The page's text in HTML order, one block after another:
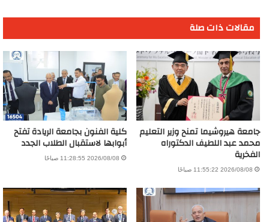
مقالات ذات صلة
جامعة هيروشيما تمنح وزير التعليم
محمد عبد اللطيف الدكتوراه
الفخرية
2026/08/08 11:55:22 صباحًا
كلية الفنون بجامعة الريادة تفتح
أبوابها لاستقبال الطلاب الجدد
2026/08/08 11:28:55 صباحًا